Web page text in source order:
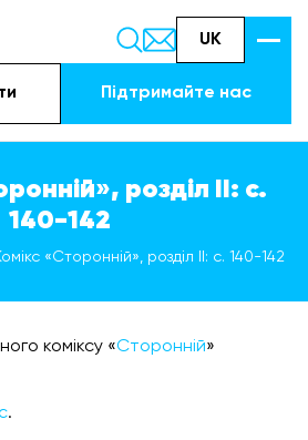
UK
Підтримайте наc
розділ II: с.
140-142
«Сторонній», розділ II: с. 140-142
коміксу «Сторонній»
.